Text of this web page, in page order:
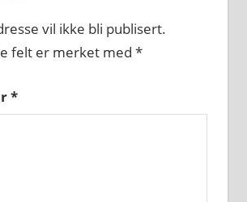
vil ikke bli publisert.
felt er merket med *
*